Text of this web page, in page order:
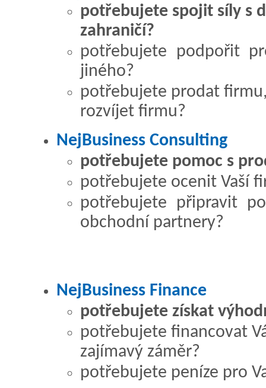
potřebujete spojit síly s
zahraničí?
potřebujete podpořit
jiného?
potřebujete prodat
rozvíjet firmu?
NejBusiness Consulting
potřebujete pomoc s
potřebujete ocenit Vaší
potřebujete připravit
obchodní partnery?
NejBusiness Finance
potřebujete získat
potřebujete financovat
zajímavý záměr?
potřebujete peníze pro